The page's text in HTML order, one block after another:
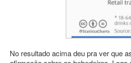
No resultado acima deu pra ver que